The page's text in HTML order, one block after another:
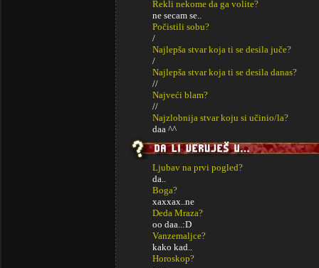
Rekli nekome da ga volite?
ne secam se..
Počistili sobu?
/
Najlepša stvar koja ti se desila juče?
/
Najlepša stvar koja ti se desila danas?
//
Najveći blam?
//
Najzlobnija stvar koju si učinio/la?
daa ^^
Ljubav na prvi pogled?
da..
Boga?
xaxxax..ne
Deda Mraza?
oo daa..:D
Vanzemaljce?
kako kad..
Horoskop?